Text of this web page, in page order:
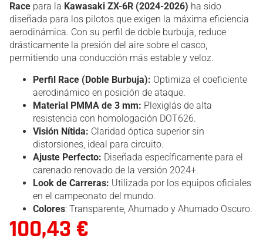
Race para la Kawasaki ZX-6R (2024-2026) ha sido
diseñada para los pilotos que exigen la máxima eficiencia
aerodinámica. Con su perfil de doble burbuja, reduce
drásticamente la presión del aire sobre el casco,
permitiendo una conducción más estable y veloz.
Perfil Race (Doble Burbuja): Optimiza el coeficiente
aerodinámico en posición de ataque.
Material PMMA de 3 mm: Plexiglás de alta
resistencia con homologación DOT626.
Visión Nítida: Claridad óptica superior sin
distorsiones, ideal para circuito.
Ajuste Perfecto: Diseñada específicamente para el
carenado renovado de la versión 2024+.
Look de Carreras: Utilizada por los equipos oficiales
en el campeonato del mundo.
Colores: Transparente, Ahumado y Ahumado Oscuro.
100,43 €